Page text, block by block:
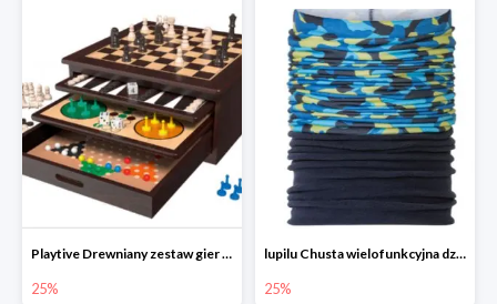
Playtive Drewniany zestaw gier 10 w 1
25%
lupilu Chusta wielofunkcyjna dziecięca
25%